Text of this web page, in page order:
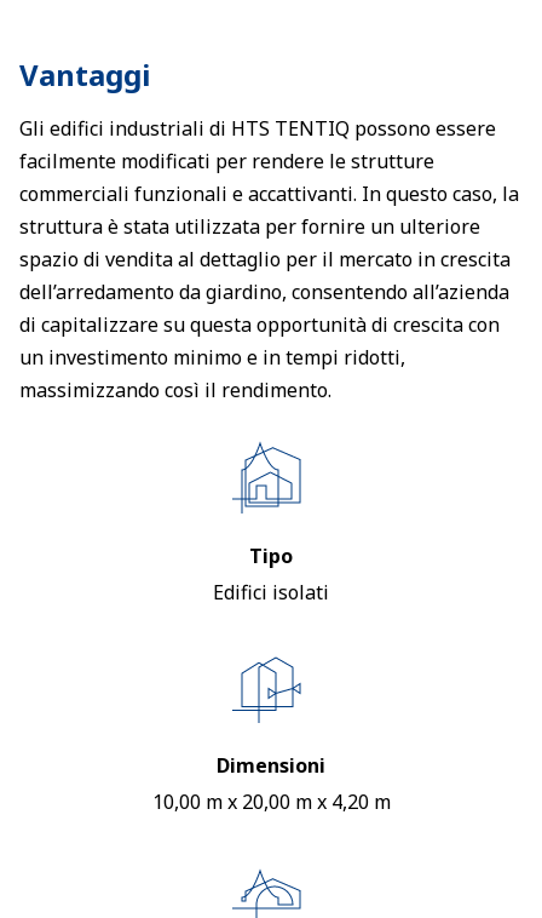
Vantaggi
Gli edifici industriali di HTS TENTIQ possono essere
facilmente modificati per rendere le strutture
commerciali funzionali e accattivanti. In questo caso, la
struttura è stata utilizzata per fornire un ulteriore
spazio di vendita al dettaglio per il mercato in crescita
dell’arredamento da giardino, consentendo all’azienda
di capitalizzare su questa opportunità di crescita con
un investimento minimo e in tempi ridotti,
massimizzando così il rendimento.
Tipo
Edifici isolati
Dimensioni
10,00 m x 20,00 m x 4,20 m